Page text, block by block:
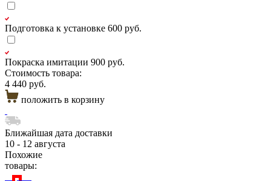
Подготовка к установке 600 руб.
Покраска имитации 900 руб.
Стоимость товара:
4 440 руб.
положить в корзину
Ближайшая дата доставки
10 - 12 августа
Похожие
товары: